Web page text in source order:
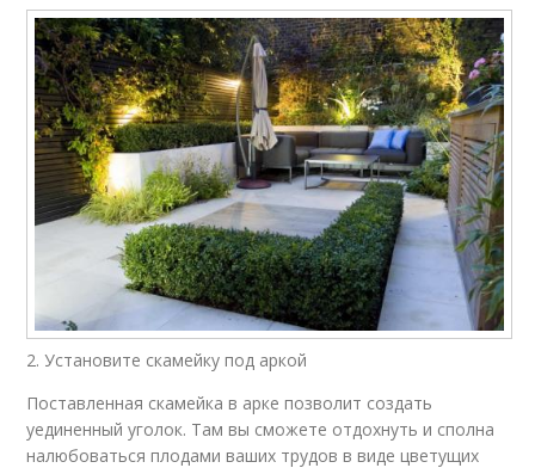
2. Установите скамейку под аркой
Поставленная скамейка в арке позволит создать
уединенный уголок. Там вы сможете отдохнуть и сполна
налюбоваться плодами ваших трудов в виде цветущих